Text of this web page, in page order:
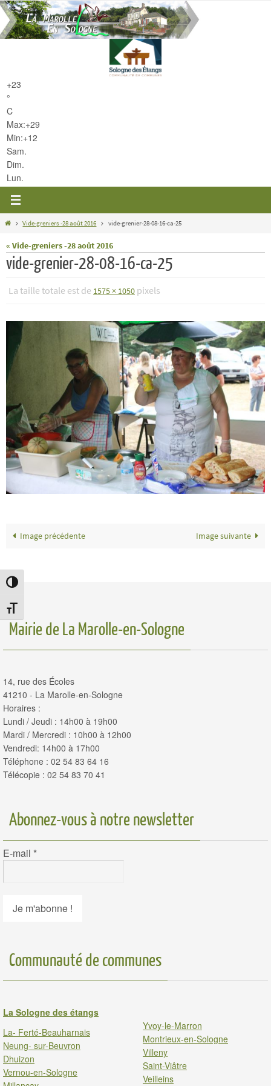
Passer en contraste élevé
Changer la taille de la police
Passer
vers
le
+23
°
C
Max:+29
Min:+12
Sam.
Dim.
Lun.
HomeVide-greniers -28 août 2016 vide-grenier-28-08-16-ca-25
« Vide-greniers -28 août 2016
vide-grenier-28-08-16-ca-25
La taille totale est de 1575 × 1050 pixels
Image précédente Image suivante
Mairie de La Marolle-en-Sologne
14, rue des Écoles
41210 - La Marolle-en-Sologne
Horaires :
Lundi / Jeudi : 14h00 à 19h00
Mardi / Mercredi : 10h00 à 12h00
Vendredi: 14h00 à 17h00
Téléphone : 02 54 83 64 16
Télécopie : 02 54 83 70 41
Abonnez-vous à notre newsletter
E-mail *
Communauté de communes
La Sologne des étangs
La- Ferté-Beauharnais
Neung- sur-Beuvron
Dhuizon
Vernou-en-Sologne
Yvoy-le-Marron
Montrieux-en-Sologne
Villeny
Saint-Viâtre
Veilleins